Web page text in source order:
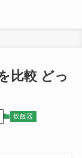
比較 どっ
炊飯器